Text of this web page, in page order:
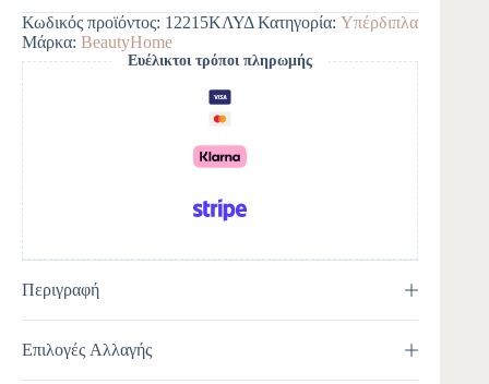
e
r
n
a
t
i
v
e
:
Κωδικός προϊόντος: 12215ΚΛΥΔ Κατηγορία: Yπέρδιπλα
Μάρκα: BeautyHome
Ευέλικτοι τρόποι πληρωμής
Περιγραφή
Επιλογές Αλλαγής